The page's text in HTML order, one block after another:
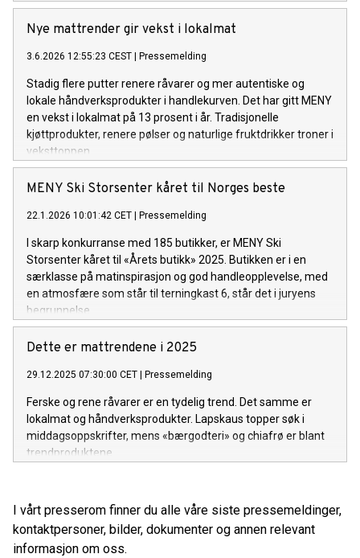
Nye mattrender gir vekst i lokalmat
3.6.2026 12:55:23 CEST Pressemelding
Stadig flere putter renere råvarer og mer autentiske og
lokale håndverksprodukter i handlekurven. Det har gitt MENY
en vekst i lokalmat på 13 prosent i år. Tradisjonelle
kjøttprodukter, renere pølser og naturlige fruktdrikker troner i
veksttoppen.
MENY Ski Storsenter kåret til Norges beste
22.1.2026 10:01:42 CET Pressemelding
I skarp konkurranse med 185 butikker, er MENY Ski
Storsenter kåret til «Årets butikk» 2025. Butikken er i en
særklasse på matinspirasjon og god handleopplevelse, med
en atmosfære som står til terningkast 6, står det i juryens
begrunnelse.
Dette er mattrendene i 2025
29.12.2025 07:30:00 CET Pressemelding
Ferske og rene råvarer er en tydelig trend. Det samme er
lokalmat og håndverksprodukter. Lapskaus topper søk i
middagsoppskrifter, mens «bærgodteri» og chiafrø er blant
trendproduktene.
I vårt presserom finner du alle våre siste pressemeldinger,
kontaktpersoner, bilder, dokumenter og annen relevant
informasjon om oss.